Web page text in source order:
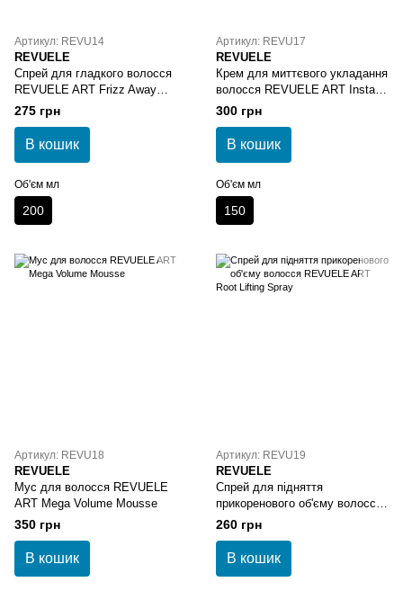
Артикул: REVU14
REVUELE
Спрей для гладкого волосся
REVUELE ART Frizz Away
Sleek Spray
275 грн
В кошик
Об'єм мл
200
Артикул: REVU17
REVUELE
Крем для миттєвого укладання
волосся REVUELE ART Instant
Styling Cream
300 грн
В кошик
Об'єм мл
150
Артикул: REVU18
REVUELE
Мус для волосся REVUELE
ART Mega Volume Mousse
350 грн
В кошик
Артикул: REVU19
REVUELE
Спрей для підняття
прикоренового об'єму волосся
REVUELE ART Root Lifting
260 грн
В кошик